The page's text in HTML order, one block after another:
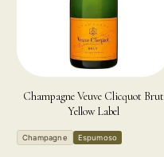
Champagne Veuve Clicquot Brut
Yellow Label
Champagne Espumoso